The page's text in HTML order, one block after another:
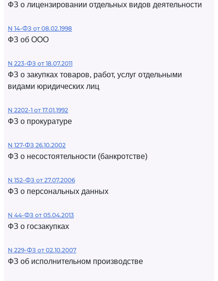
ФЗ о лицензировании отдельных видов деятельности
N 14-ФЗ от 08.02.1998
ФЗ об ООО
N 223-ФЗ от 18.07.2011
ФЗ о закупках товаров, работ, услуг отдельными
видами юридических лиц
N 2202-1 от 17.01.1992
ФЗ о прокуратуре
N 127-ФЗ 26.10.2002
ФЗ о несостоятельности (банкротстве)
N 152-ФЗ от 27.07.2006
ФЗ о персональных данных
N 44-ФЗ от 05.04.2013
ФЗ о госзакупках
N 229-ФЗ от 02.10.2007
ФЗ об исполнительном производстве